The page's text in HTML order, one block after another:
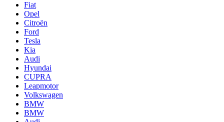
Fiat
Opel
Citroën
Ford
Tesla
Kia
Audi
Hyundai
CUPRA
Leapmotor
Volkswagen
BMW
BMW